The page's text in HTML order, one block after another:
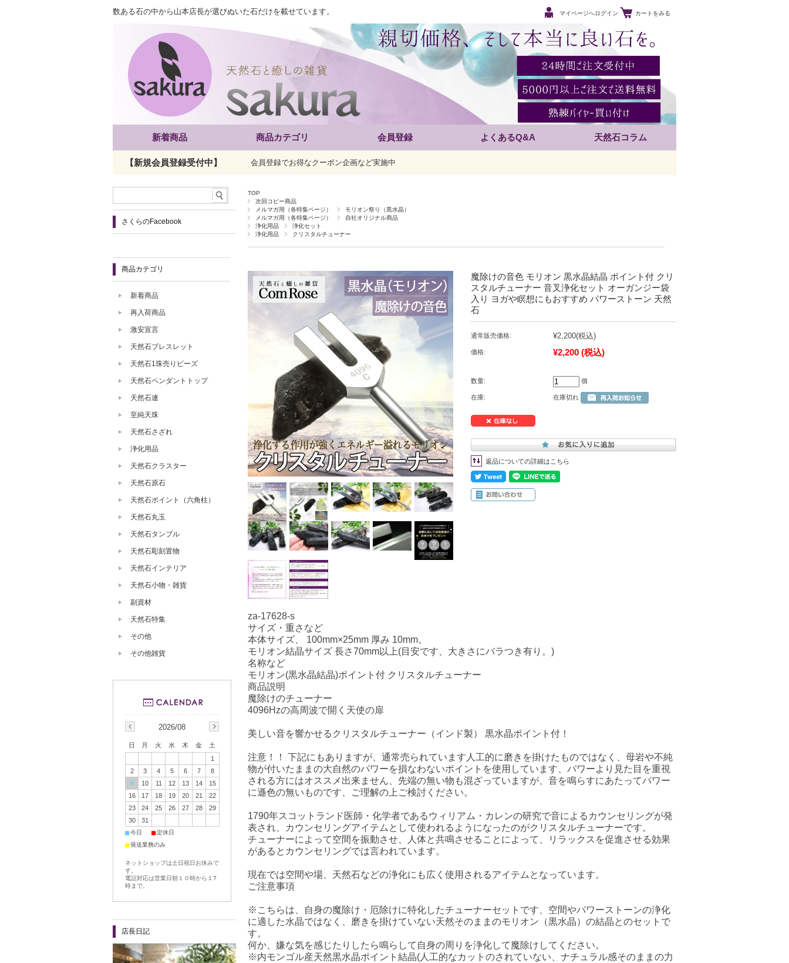
数ある石の中から山本店長が選びぬいた石だけを載せています。 マイページへログイン カートをみる
新着商品 商品カテゴリ 会員登録 よくあるQ&A 天然石コラム
【新規会員登録受付中】 会員登録でお得なクーポン企画など実施中
TOP
次回コピー商品
メルマガ用（各特集ページ）
モリオン祭り（黒水晶）
メルマガ用（各特集ページ）
自社オリジナル商品
浄化用品
浄化セット
浄化用品
クリスタルチューナー
魔除けの音色 モリオン 黒水晶結晶 ポイント付 クリ
スタルチューナー 音叉浄化セット オーガンジー袋
入り ヨガや瞑想にもおすすめ パワーストーン 天然
石
通常販売価格: ¥2,200(税込)
価格: ¥2,200 (税込)
数量: 個
在庫: 在庫切れ
返品についての詳細はこちら
za-17628-s
サイズ・重さなど
本体サイズ、 100mm×25mm 厚み 10mm。
モリオン結晶サイズ 長さ70mm以上(目安です、大きさにバラつき有り。)
名称など
モリオン(黒水晶結晶)ポイント付 クリスタルチューナー
商品説明
魔除けのチューナー
4096Hzの高周波で開く天使の扉
美しい音を響かせるクリスタルチューナー（インド製） 黒水晶ポイント付！
注意！！ 下記にもありますが、通常売られています人工的に磨きを掛けたものではなく、母岩や不純
物が付いたままの大自然のパワーを損なわないポイントを使用しています、パワーより見た目を重視
される方にはオススメ出来ません、先端の無い物も混ざっていますが、音を鳴らすにあたってパワー
に遜色の無いものです、ご理解の上ご検討ください。
1790年スコットランド医師・化学者であるウィリアム・カレンの研究で音によるカウンセリングが発
表され、カウンセリングアイテムとして使われるようになったのがクリスタルチューナーです。
チューナーによって空間を振動させ、人体と共鳴させることによって、リラックスを促進させる効果
があるとカウンセリングでは言われています。
現在では空間や場、天然石などの浄化にも広く使用されるアイテムとなっています。
ご注意事項
※こちらは、自身の魔除け・厄除けに特化したチューナーセットです、空間やパワーストーンの浄化
に適した水晶ではなく、磨きを掛けていない天然そのままのモリオン（黒水晶）の結晶とのセットで
す。
何か、嫌な気を感じたりしたら鳴らして自身の周りを浄化して魔除けしてください。
※内モンゴル産天然黒水晶ポイント結晶(人工的なカットのされていない、ナチュラル感そのままの力
さくらのFacebook
商品カテゴリ
新着商品
再入荷商品
激安宣言
天然石ブレスレット
天然石1珠売りビーズ
天然石ペンダントトップ
天然石連
至純天珠
天然石さざれ
浄化用品
天然石クラスター
天然石原石
天然石ポイント（六角柱）
天然石丸玉
天然石タンブル
天然石彫刻置物
天然石インテリア
天然石小物・雑貨
副資材
天然石特集
その他
その他雑貨
2026/08
日 月 火 水 木 金
土
1
2
3 4 5 6 7
8
9
10 11 12 13 14
15
16
17 18 19 20 21
22
23
24 25 26 27 28
29
30
31
■今日 ■定休日
■発送業務のみ
ネットショップは土日祝日お休みで
す。
電話対応は営業日朝１０時から１7
時まで。
店長日記